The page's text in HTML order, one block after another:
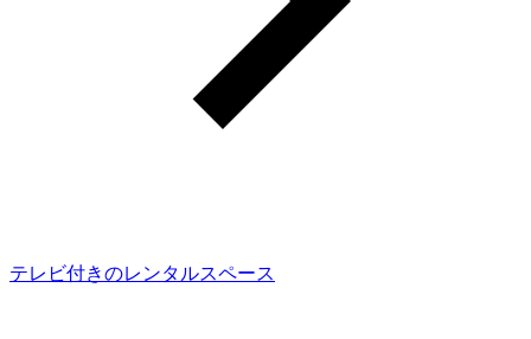
テレビ付きのレンタルスペース